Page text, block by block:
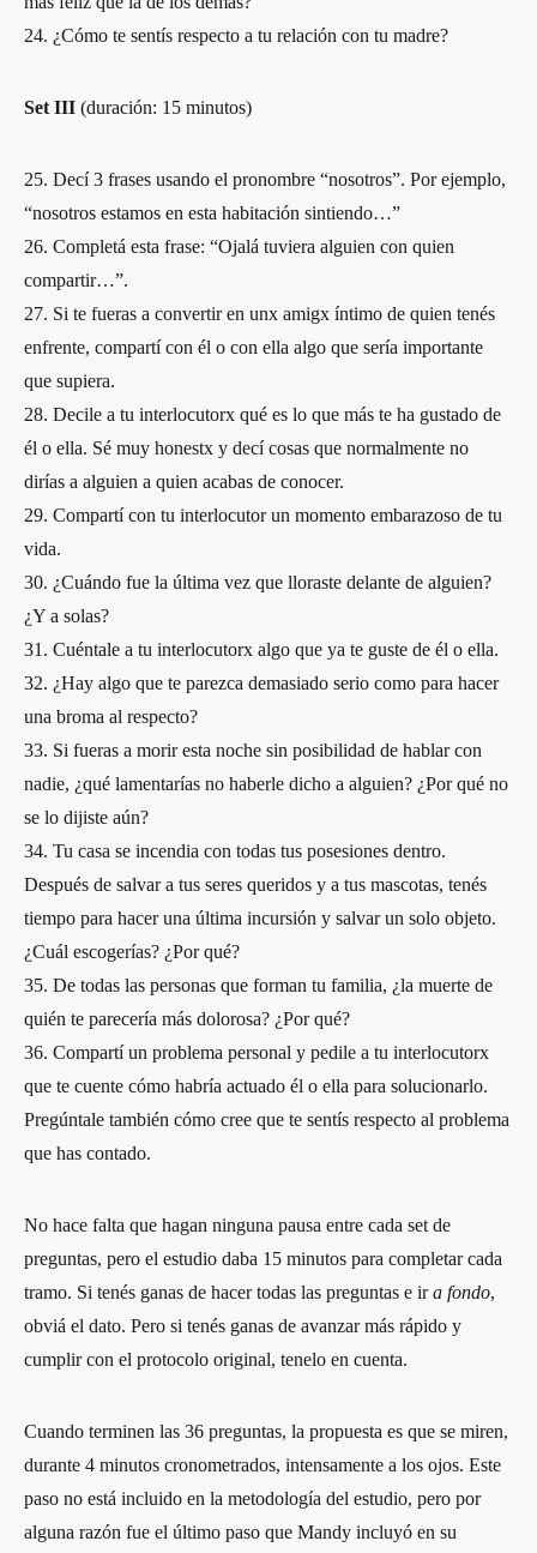
24. ¿Cómo te sentís respecto a tu relación con tu madre?
Set III (duración: 15 minutos)
25. Decí 3 frases usando el pronombre “nosotros”. Por ejemplo,
“nosotros estamos en esta habitación sintiendo…”
26. Completá esta frase: “Ojalá tuviera alguien con quien
compartir…”.
27. Si te fueras a convertir en unx amigx íntimo de quien tenés
enfrente, compartí con él o con ella algo que sería importante
que supiera.
28. Decile a tu interlocutorx qué es lo que más te ha gustado de
él o ella. Sé muy honestx y decí cosas que normalmente no
dirías a alguien a quien acabas de conocer.
29. Compartí con tu interlocutor un momento embarazoso de tu
vida.
30. ¿Cuándo fue la última vez que lloraste delante de alguien?
¿Y a solas?
31. Cuéntale a tu interlocutorx algo que ya te guste de él o ella.
32. ¿Hay algo que te parezca demasiado serio como para hacer
una broma al respecto?
33. Si fueras a morir esta noche sin posibilidad de hablar con
nadie, ¿qué lamentarías no haberle dicho a alguien? ¿Por qué no
se lo dijiste aún?
34. Tu casa se incendia con todas tus posesiones dentro.
Después de salvar a tus seres queridos y a tus mascotas, tenés
tiempo para hacer una última incursión y salvar un solo objeto.
¿Cuál escogerías? ¿Por qué?
35. De todas las personas que forman tu familia, ¿la muerte de
quién te parecería más dolorosa? ¿Por qué?
36. Compartí un problema personal y pedile a tu interlocutorx
que te cuente cómo habría actuado él o ella para solucionarlo.
Pregúntale también cómo cree que te sentís respecto al problema
que has contado.
No hace falta que hagan ninguna pausa entre cada set de
preguntas, pero el estudio daba 15 minutos para completar cada
tramo. Si tenés ganas de hacer todas las preguntas e ira fondo,
obviá el dato. Pero si tenés ganas de avanzar más rápido y
cumplir con el protocolo original, tenelo en cuenta.
Cuando terminen las 36 preguntas, la propuesta es que se miren,
durante 4 minutos cronometrados, intensamente a los ojos. Este
paso no está incluido en la metodología del estudio, pero por
alguna razón fue el último paso que Mandy incluyó en su